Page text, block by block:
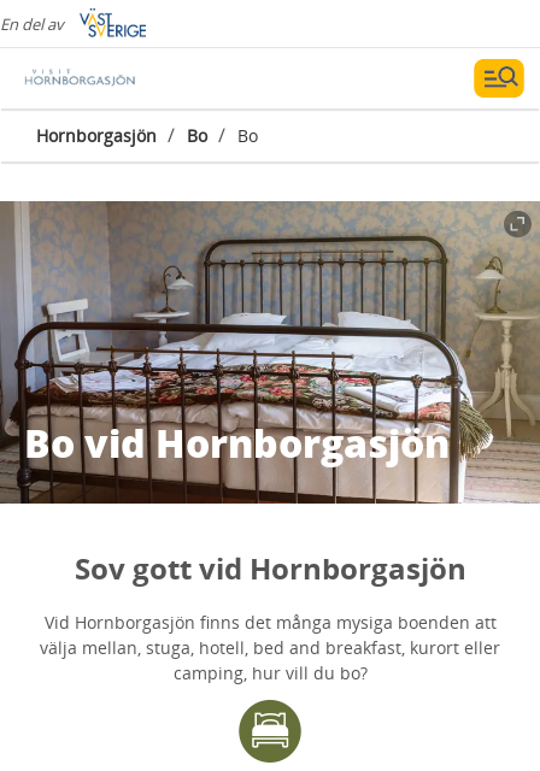
En del av
Hornborgasjön / Bo / Bo
Bo vid Hornborgasjön
Sov gott vid Hornborgasjön
Vid Hornborgasjön finns det många mysiga boenden att
välja mellan, stuga, hotell, bed and breakfast, kurort eller
camping, hur vill du bo?